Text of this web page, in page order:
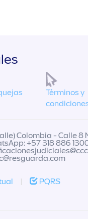
Términos y
Colombia - Calle 8
+57 318 886
| PQRS